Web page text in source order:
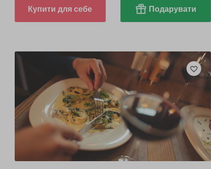
Купити для себе Подарувати